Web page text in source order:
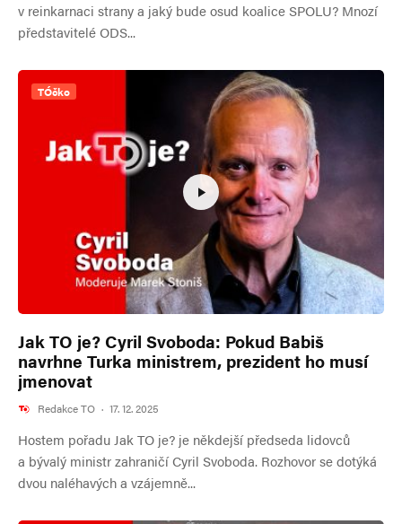
v reinkarnaci strany a jaký bude osud koalice SPOLU? Mnozí
představitelé ODS...
TÓčko
Jak TO je? Cyril Svoboda: Pokud Babiš
navrhne Turka ministrem, prezident ho musí
jmenovat
Redakce TO · 17. 12. 2025
Hostem pořadu Jak TO je? je někdejší předseda lidovců
a bývalý ministr zahraničí Cyril Svoboda. Rozhovor se dotýká
dvou naléhavých a vzájemně...